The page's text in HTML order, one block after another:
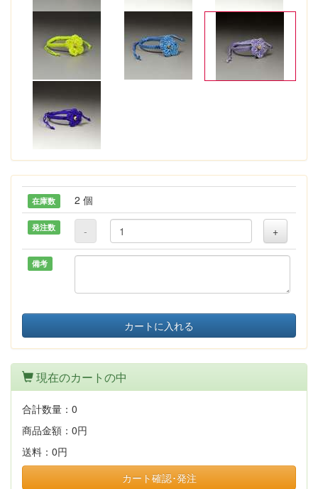
在庫数 2 個
発注数 - +
備考
カートに入れる
現在のカートの中
合計数量： 0
商品金額： 0円
送料： 0円
カート確認･発注